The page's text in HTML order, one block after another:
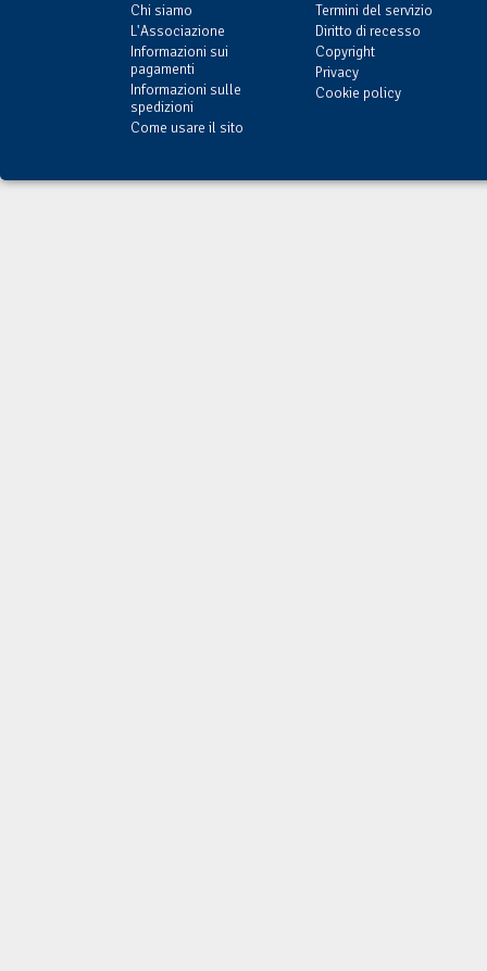
Chi siamo
L'Associazione
Informazioni sui
pagamenti
Informazioni sulle
spedizioni
Come usare il sito
Termini del servizio
Diritto di recesso
Copyright
Privacy
Cookie policy